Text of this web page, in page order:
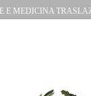
E MEDICINA